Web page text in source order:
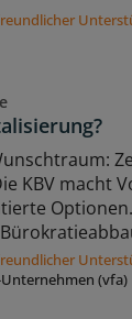
KBV macht
(vfa)